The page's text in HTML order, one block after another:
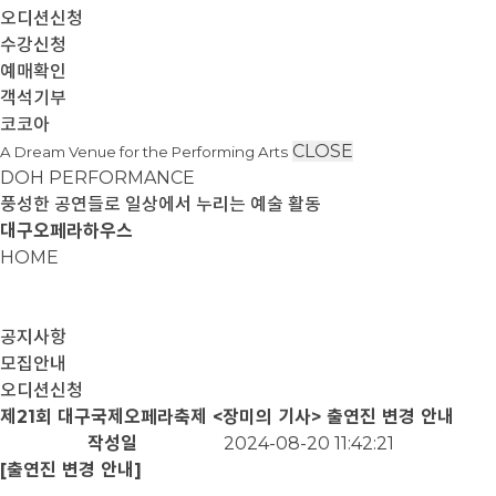
오디션신청
수강신청
예매확인
객석기부
코코아
A Dream Venue for the Performing Arts CLOSE
DOH PERFORMANCE
풍성한 공연들로 일상에서 누리는 예술 활동
대구오페라하우스
HOME
공지사항
모집안내
오디션신청
제21회 대구국제오페라축제 <장미의 기사> 출연진 변경 안내
작성일
2024-08-20 11:42:21
[출연진 변경 안내]